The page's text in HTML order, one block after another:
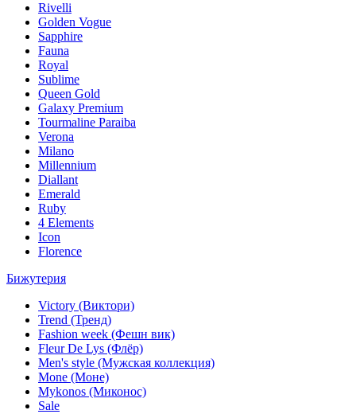
Rivelli
Golden Vogue
Sapphire
Fauna
Royal
Sublime
Queen Gold
Galaxy Premium
Tourmaline Paraiba
Verona
Milano
Millennium
Diallant
Emerald
Ruby
4 Elements
Icon
Florence
Бижутерия
Victory (Виктори)
Trend (Тренд)
Fashion week (Фешн вик)
Fleur De Lys (Флёр)
Men's style (Мужская коллекция)
Mone (Моне)
Mykonos (Миконос)
Sale